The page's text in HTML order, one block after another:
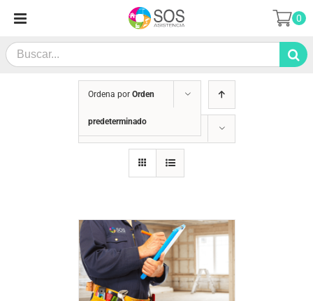
contenido
Search
for:
0
Ordena por Orden
predeterminado
Mostrar